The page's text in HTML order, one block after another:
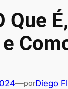
Que
—porDiego